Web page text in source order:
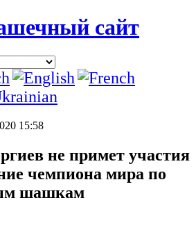
сайт
15:58
не примет участия
чемпиона мира по
шашкам